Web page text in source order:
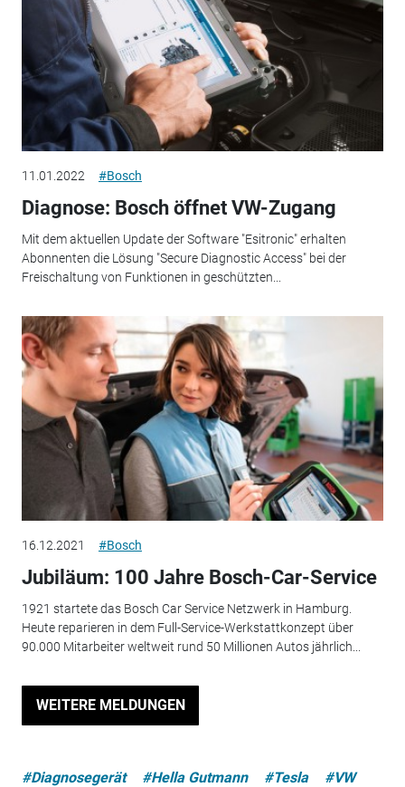
11.01.2022 #Bosch
Diagnose: Bosch öffnet VW-Zugang
Mit dem aktuellen Update der Software "Esitronic" erhalten
Abonnenten die Lösung "Secure Diagnostic Access" bei der
Freischaltung von Funktionen in geschützten...
16.12.2021 #Bosch
Jubiläum: 100 Jahre Bosch-Car-Service
1921 startete das Bosch Car Service Netzwerk in Hamburg.
Heute reparieren in dem Full-Service-Werkstattkonzept über
90.000 Mitarbeiter weltweit rund 50 Millionen Autos jährlich...
WEITERE MELDUNGEN
#Diagnosegerät #Hella Gutmann #Tesla
#VW